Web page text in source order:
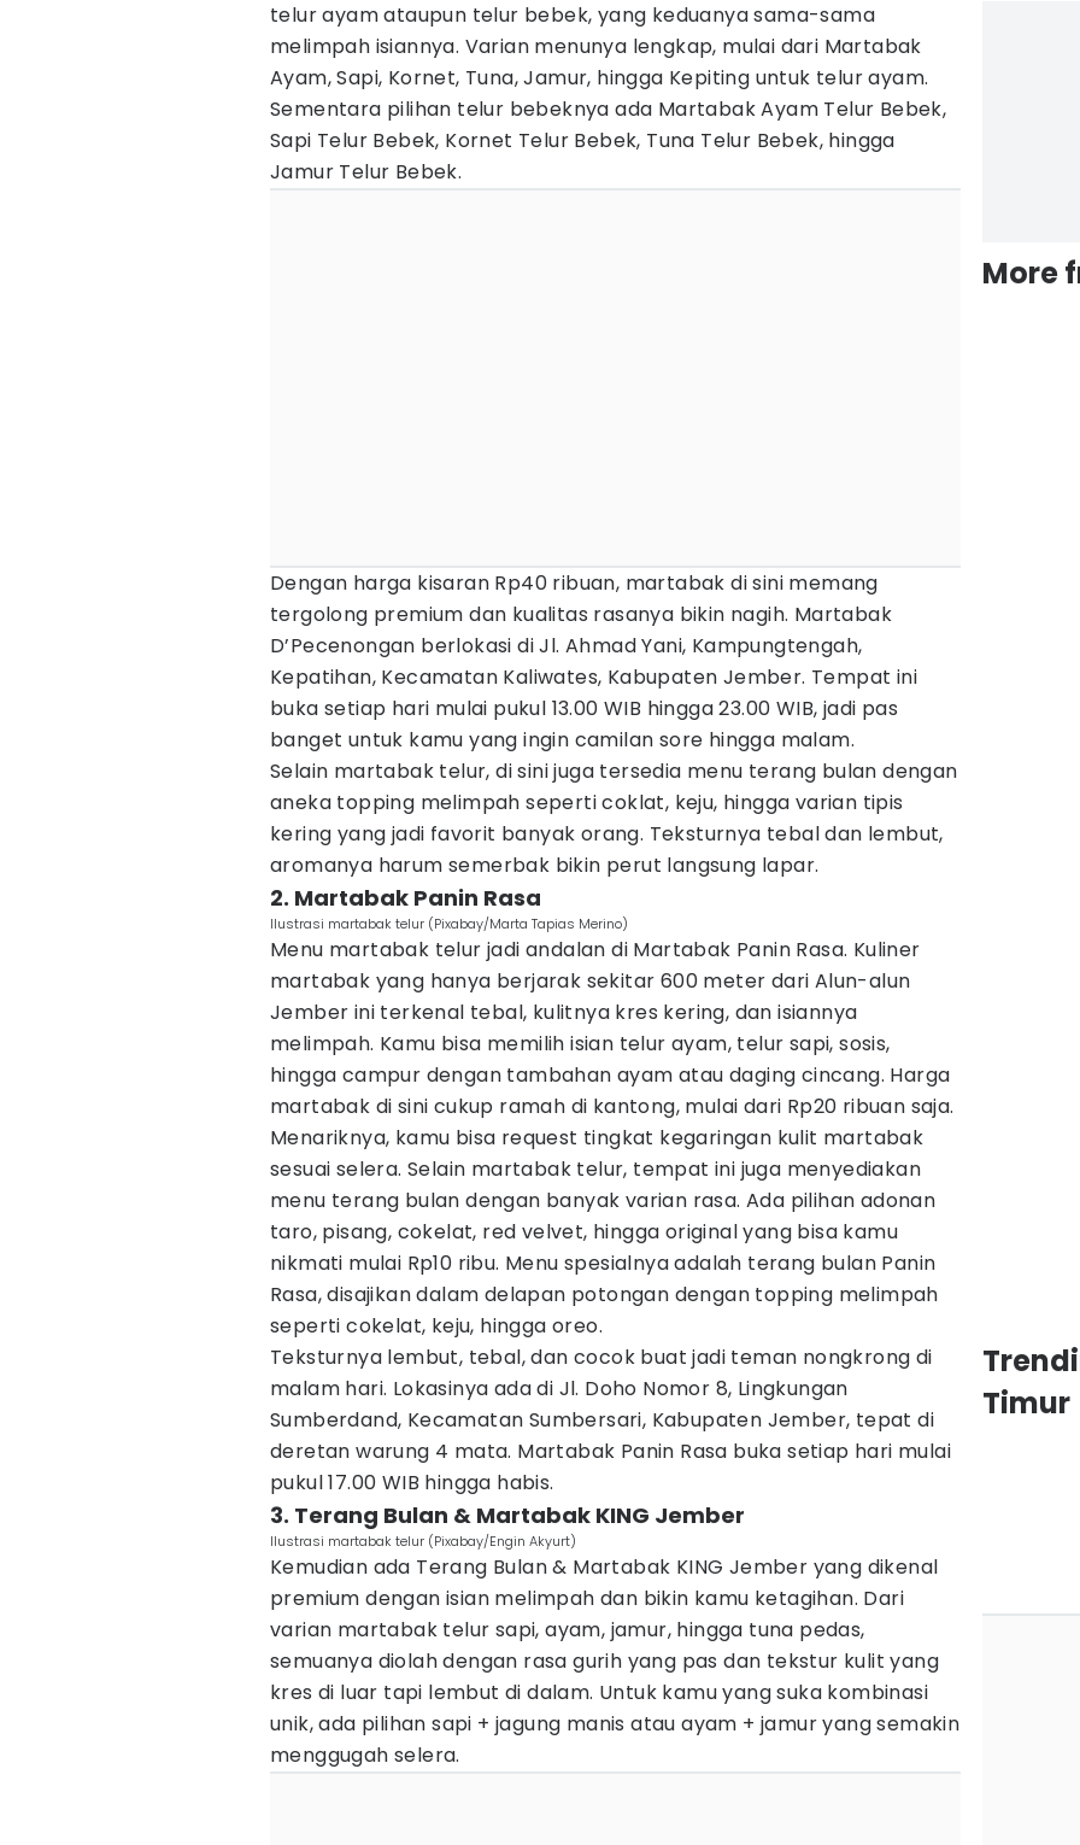
telur ayam ataupun telur bebek, yang keduanya sama-sama
melimpah isiannya. Varian menunya lengkap, mulai dari Martabak
Ayam, Sapi, Kornet, Tuna, Jamur, hingga Kepiting untuk telur ayam.
Sementara pilihan telur bebeknya ada Martabak Ayam Telur Bebek,
Sapi Telur Bebek, Kornet Telur Bebek, Tuna Telur Bebek, hingga
Jamur Telur Bebek.
Dengan harga kisaran Rp40 ribuan, martabak di sini memang
tergolong premium dan kualitas rasanya bikin nagih. Martabak
D’Pecenongan berlokasi di Jl. Ahmad Yani, Kampungtengah,
Kepatihan, Kecamatan Kaliwates, Kabupaten Jember. Tempat ini
buka setiap hari mulai pukul 13.00 WIB hingga 23.00 WIB, jadi pas
banget untuk kamu yang ingin camilan sore hingga malam.
Selain martabak telur, di sini juga tersedia menu terang bulan dengan
aneka topping melimpah seperti coklat, keju, hingga varian tipis
kering yang jadi favorit banyak orang. Teksturnya tebal dan lembut,
aromanya harum semerbak bikin perut langsung lapar.
2. Martabak Panin Rasa
Ilustrasi martabak telur (Pixabay/Marta Tapias Merino)
Menu martabak telur jadi andalan di Martabak Panin Rasa. Kuliner
martabak yang hanya berjarak sekitar 600 meter dari Alun-alun
Jember ini terkenal tebal, kulitnya kres kering, dan isiannya
melimpah. Kamu bisa memilih isian telur ayam, telur sapi, sosis,
hingga campur dengan tambahan ayam atau daging cincang. Harga
martabak di sini cukup ramah di kantong, mulai dari Rp20 ribuan saja.
Menariknya, kamu bisa request tingkat kegaringan kulit martabak
sesuai selera. Selain martabak telur, tempat ini juga menyediakan
menu terang bulan dengan banyak varian rasa. Ada pilihan adonan
taro, pisang, cokelat, red velvet, hingga original yang bisa kamu
nikmati mulai Rp10 ribu. Menu spesialnya adalah terang bulan Panin
Rasa, disajikan dalam delapan potongan dengan topping melimpah
seperti cokelat, keju, hingga oreo.
Teksturnya lembut, tebal, dan cocok buat jadi teman nongkrong di
malam hari. Lokasinya ada di Jl. Doho Nomor 8, Lingkungan
Sumberdand, Kecamatan Sumbersari, Kabupaten Jember, tepat di
deretan warung 4 mata. Martabak Panin Rasa buka setiap hari mulai
pukul 17.00 WIB hingga habis.
3. Terang Bulan & Martabak KING Jember
Ilustrasi martabak telur (Pixabay/Engin Akyurt)
Kemudian ada Terang Bulan & Martabak KING Jember yang dikenal
premium dengan isian melimpah dan bikin kamu ketagihan. Dari
varian martabak telur sapi, ayam, jamur, hingga tuna pedas,
semuanya diolah dengan rasa gurih yang pas dan tekstur kulit yang
kres di luar tapi lembut di dalam. Untuk kamu yang suka kombinasi
unik, ada pilihan sapi + jagung manis atau ayam + jamur yang semakin
menggugah selera.
More
Timur